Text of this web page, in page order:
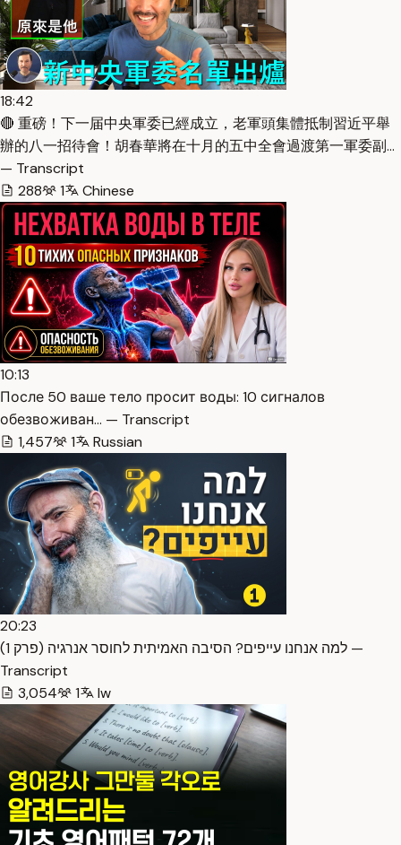
18:42
🔴 重磅！下一届中央軍委已經成立，老軍頭集體抵制習近平舉
辦的八一招待會！胡春華將在十月的五中全會過渡第一軍委副…
— Transcript
288
1 Chinese
10:13
После 50 ваше тело просит воды: 10 сигналов
обезвоживан… — Transcript
1,457
1 Russian
20:23
למה אנחנו עייפים? הסיבה האמיתית לחוסר אנרגיה (פרק 1) —
Transcript
3,054
1 Iw